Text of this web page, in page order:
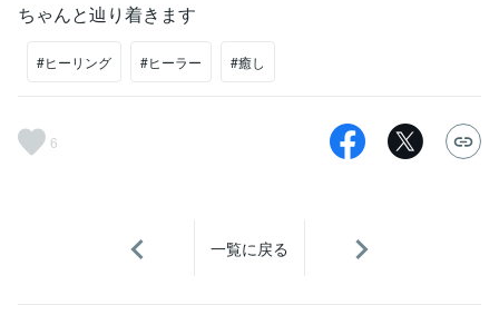
ちゃんと辿り着きます
#ヒーリング #ヒーラー #癒し
6
一覧に戻る